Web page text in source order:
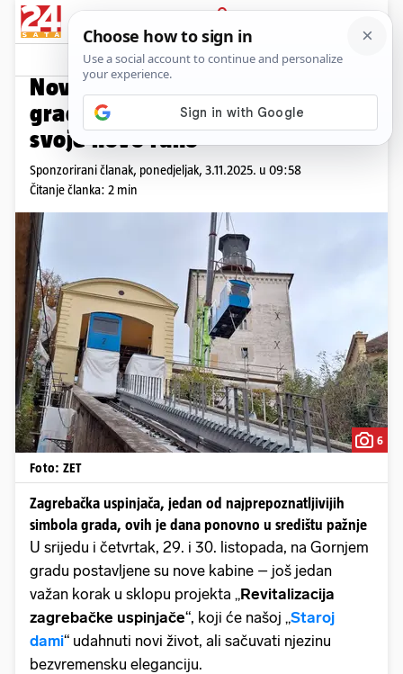
PRIJAVA
Promo sadržaj
Nove kabine stigle na Gornji
grad — 'Stara dama' dobiva
svoje novo ruho
Sponzorirani članak, ponedjeljak, 3.11.2025. u 09:58
Čitanje članka: 2 min
6
Foto: ZET
Zagrebačka uspinjača, jedan od najprepoznatljivijih
simbola grada, ovih je dana ponovno u središtu pažnje
U srijedu i četvrtak, 29. i 30. listopada, na Gornjem
gradu postavljene su nove kabine – još jedan
važan korak u sklopu projekta „Revitalizacija
zagrebačke uspinjače“, koji će našoj „Staroj
dami“ udahnuti novi život, ali sačuvati njezinu
bezvremensku eleganciju.